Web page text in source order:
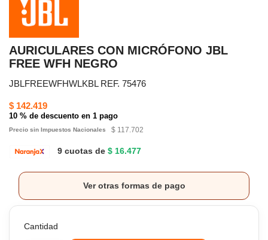
AURICULARES CON MICRÓFONO JBL
FREE WFH NEGRO
JBLFREEWFHWLKBL REF. 75476
$ 142.419
10 % de descuento en 1 pago
Precio sin Impuestos Nacionales $ 117.702
9 cuotas de $ 16.477
Ver otras formas de pago
Cantidad